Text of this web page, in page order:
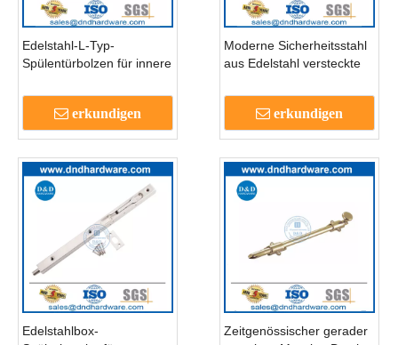
Edelstahl-L-Typ-
Spülentürbolzen für innere
erkundigen
Moderne Sicherheitsstahl
aus Edelstahl versteckte
erkundigen
Edelstahlbox-
Zeitgenössischer gerader